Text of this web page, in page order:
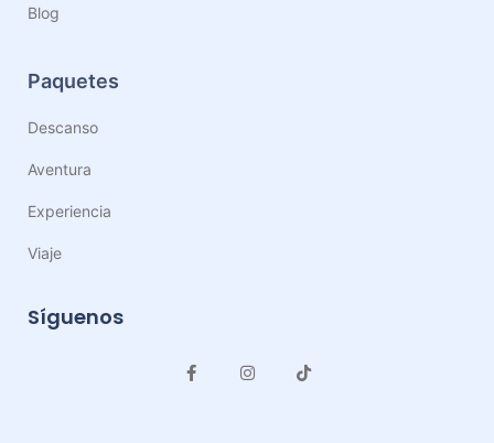
Blog
Paquetes
Descanso
Aventura
Experiencia
Viaje
Síguenos